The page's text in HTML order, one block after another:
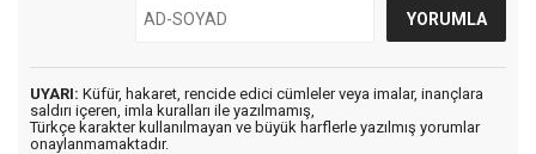
UYARI: Küfür, hakaret, rencide edici cümleler veya imalar, inançlara
saldırı içeren, imla kuralları ile yazılmamış,
Türkçe karakter kullanılmayan ve büyük harflerle yazılmış yorumlar
onaylanmamaktadır.